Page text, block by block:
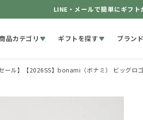
LINE・メールで簡単にギフト
品カテゴリ ギフトを探す ブラン
ール】【2026SS】bonami（ボナミ） ビッグロ